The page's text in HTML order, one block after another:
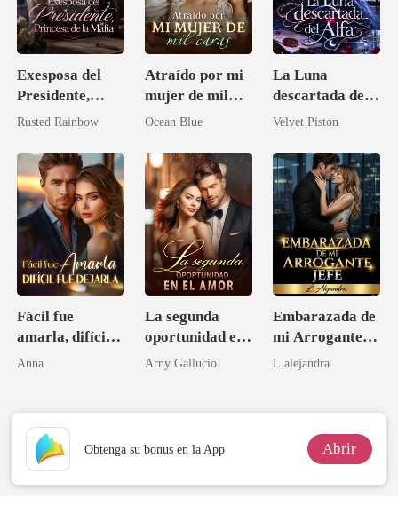
Exesposa del
Presidente,
Princesa de la
Rusted Rainbow
Atraído por mi
mujer de mil
caras
Ocean Blue
La Luna
descartada del
Alfa
Velvet Piston
Fácil fue
amarla, difícil
fue dejarla
Anna
La segunda
oportunidad en
el amor
Arny Gallucio
Embarazada de
mi Arrogante
Jefe
L.alejandra
Obtenga su bonus en la App Abrir